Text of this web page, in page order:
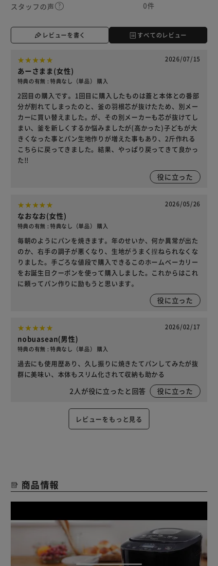
スタッフの声
0件
レビューを書く すべてのレビュー
2026/07/15
あーさまま(女性)
特典の有無 : 特典なし（単品） 購入
2回目の購入です。1回目に購入したものは蓋と本体との番部
分が割れてしまったのと、釜の羽根芯が抜けたため、別メー
カーに買い替えました。が、その別メーカーも芯が抜けてし
まい、釜を新しくするか悩みましたが(高かった)子どもが大
きくなった事とパン生地作りが増えた事もあり、2斤作れる
こちらに戻ってきました。結果、やっぱり戻ってきて良かっ
た!!
役に立った
2026/05/26
なおなお(女性)
特典の有無 : 特典なし（単品） 購入
毎朝のようにパンを焼きます。年のせいか、何か異常が出た
のか、右手の調子が悪くなり、生地がうまく捏ねられなくな
りました。手ごろな値段で購入できるこのホームベーカリー
をお誕生日クーポンを使って購入しました。これからはこれ
に頼ってパン作りに励もうと思います。
役に立った
2026/02/17
nobuasean(男性)
特典の有無 : 特典なし（単品） 購入
過去にも使用歴あり、久し振りに焼きたてパンしてみたが抜
群に美味い、本体もスリム化されて収納も助かる
2 人が役に立ったと回答 役に立った
レビューをもっと見る
商品情報